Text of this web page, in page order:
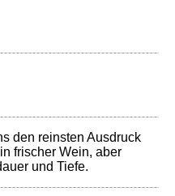
den reinsten Ausdruck
frischer Wein, aber
und Tiefe.